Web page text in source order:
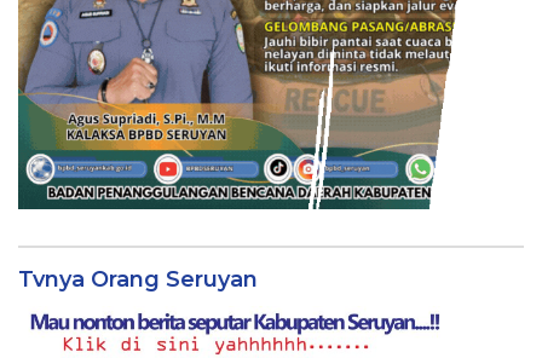
Tvnya Orang Seruyan